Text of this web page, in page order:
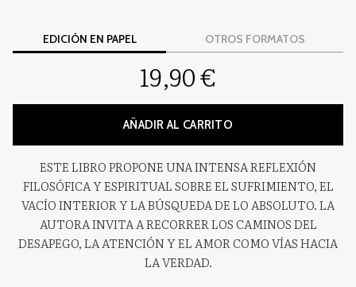
EDICIÓN EN PAPEL OTROS FORMATOS
19,90 €
AÑADIR AL CARRITO
ESTE LIBRO PROPONE UNA INTENSA REFLEXIÓN
FILOSÓFICA Y ESPIRITUAL SOBRE EL SUFRIMIENTO, EL
VACÍO INTERIOR Y LA BÚSQUEDA DE LO ABSOLUTO. LA
AUTORA INVITA A RECORRER LOS CAMINOS DEL
DESAPEGO, LA ATENCIÓN Y EL AMOR COMO VÍAS HACIA
LA VERDAD.